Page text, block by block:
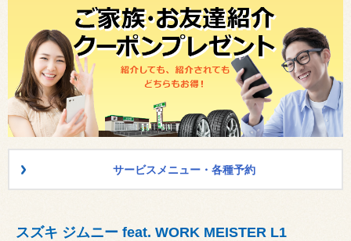
サービスメニュー・各種予約
スズキ ジムニー feat. WORK MEISTER L1